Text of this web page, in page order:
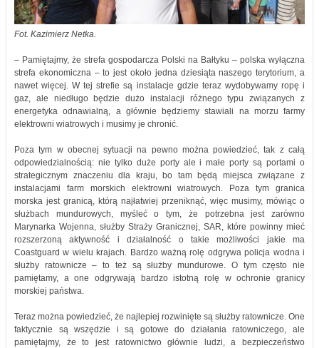
Fot. Kazimierz Netka.
– Pamiętajmy, że strefa gospodarcza Polski na Bałtyku – polska wyłączna
strefa ekonomiczna – to jest około jedna dziesiąta naszego terytorium, a
nawet więcej. W tej strefie są instalacje gdzie teraz wydobywamy ropę i
gaz, ale niedługo będzie dużo instalacji różnego typu związanych z
energetyka odnawialną, a głównie będziemy stawiali na morzu farmy
elektrowni wiatrowych i musimy je chronić.
Poza tym w obecnej sytuacji na pewno można powiedzieć, tak z całą
odpowiedzialnością: nie tylko duże porty ale i małe porty są portami o
strategicznym znaczeniu dla kraju, bo tam będą miejsca związane z
instalacjami farm morskich elektrowni wiatrowych. Poza tym granica
morska jest granicą, którą najłatwiej przeniknąć, więc musimy, mówiąc o
służbach mundurowych, myśleć o tym, że potrzebna jest zarówno
Marynarka Wojenna, służby Straży Granicznej, SAR, które powinny mieć
rozszerzoną aktywność i działalność o takie możliwości jakie ma
Coastguard w wielu krajach. Bardzo ważną rolę odgrywa policja wodna i
służby ratownicze – to też są służby mundurowe. O tym często nie
pamiętamy, a one odgrywają bardzo istotną rolę w ochronie granicy
morskiej państwa.
Teraz można powiedzieć, że najlepiej rozwinięte są służby ratownicze. One
faktycznie są wszędzie i są gotowe do działania ratowniczego, ale
pamiętajmy, że to jest ratownictwo głównie ludzi, a bezpieczeństwo